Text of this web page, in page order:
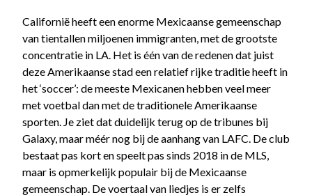
Californië heeft een enorme Mexicaanse gemeenschap
van tientallen miljoenen immigranten, met de grootste
concentratie in LA. Het is één van de redenen dat juist
deze Amerikaanse stad een relatief rijke traditie heeft in
het ‘soccer’: de meeste Mexicanen hebben veel meer
met voetbal dan met de traditionele Amerikaanse
sporten. Je ziet dat duidelijk terug op de tribunes bij
Galaxy, maar méér nog bij de aanhang van LAFC. De club
bestaat pas kort en speelt pas sinds 2018 in de MLS,
maar is opmerkelijk populair bij de Mexicaanse
gemeenschap. De voertaal van liedjes is er zelfs